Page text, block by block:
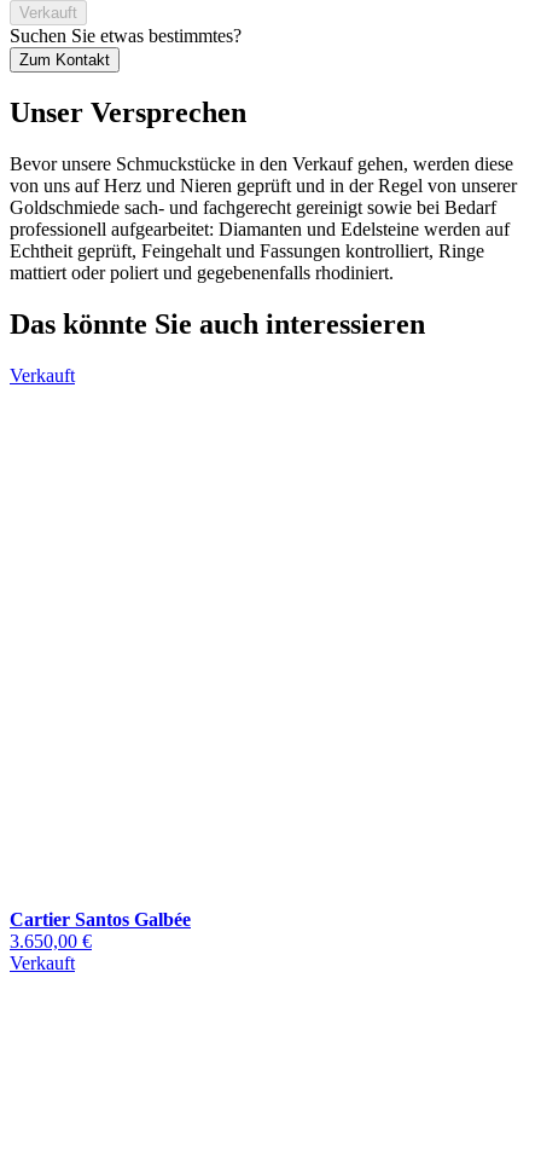
Verkauft
Suchen Sie etwas bestimmtes?
Zum Kontakt
Unser Versprechen
Bevor unsere Schmuckstücke in den Verkauf gehen, werden diese
von uns auf Herz und Nieren geprüft und in der Regel von unserer
Goldschmiede sach- und fachgerecht gereinigt sowie bei Bedarf
professionell aufgearbeitet: Diamanten und Edelsteine werden auf
Echtheit geprüft, Feingehalt und Fassungen kontrolliert, Ringe
mattiert oder poliert und gegebenenfalls rhodiniert.
Das könnte Sie auch interessieren
Verkauft
Cartier Santos Galbée
3.650,00 €
Verkauft